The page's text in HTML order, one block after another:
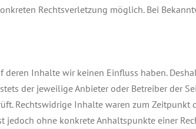
Rechtsverletzung möglich. Bei
deren Inhalte wir keinen Einfluss haben.
der jeweilige Anbieter oder Betreiber der
Rechtswidrige Inhalte waren zum Zeitpunkt
ohne konkrete Anhaltspunkte einer